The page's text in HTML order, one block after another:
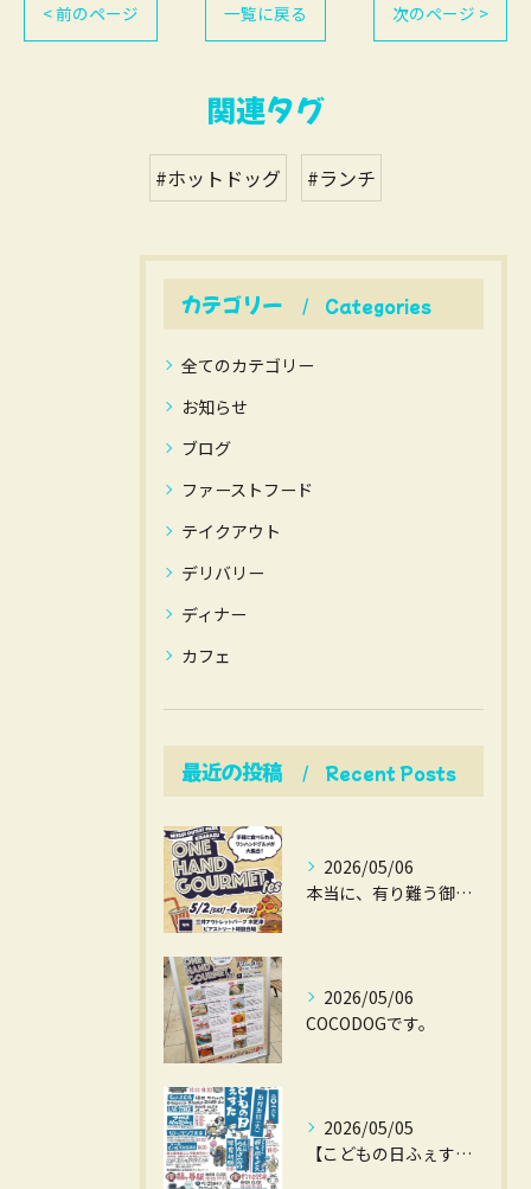
< 前のページ 一覧に戻る 次のページ >
関連タグ
#ホットドッグ #ランチ
カテゴリー Categories
全てのカテゴリー
お知らせ
ブログ
ファーストフード
テイクアウト
デリバリー
ディナー
カフェ
最近の投稿 Recent Posts
2026/05/06
本当に、有り難う御座いました。
2026/05/06
COCODOGです。
2026/05/05
【こどもの日ふぇすた】